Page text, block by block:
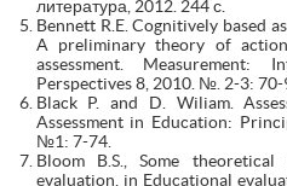
литература, 2012. 244 с.
Bennett R.E. Cognitively based
A preliminary theory of
assessment. Measurement:
Perspectives 8, 2010. №. 2-3: 70-
Black P. and D. Wiliam.
Assessment in Education:
№1: 7-74.
Bloom B.S., Some
evaluation, in Educational